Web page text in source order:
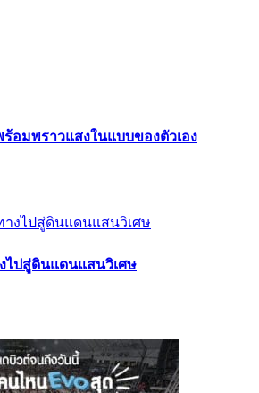
อมพราวแสงในแบบของตัวเอง
ไปสู่ดินแดนแสนวิเศษ